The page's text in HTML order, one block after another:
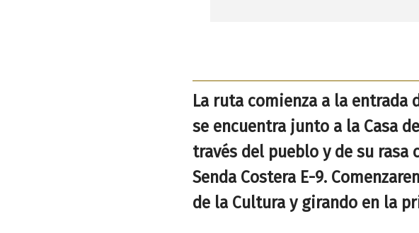
La ruta comienza a la entrada
se encuentra junto a la Casa
través del pueblo y de su
Senda Costera E-9.
de la Cultura y girando en la